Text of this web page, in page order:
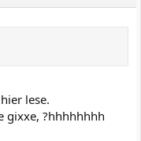
lese.
gixxe, ?hhhhhhhh